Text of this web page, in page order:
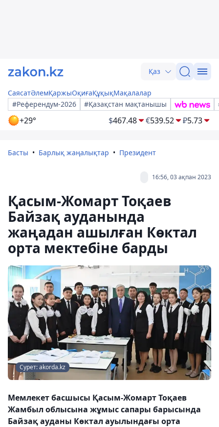
Қаз
СаясатӘлемҚаржыОқиғаҚұқықМақалалар
#Референдум-2026
#Қазақстан мақтанышы
+29° $467.48 €539.52 ₽5.73
Басты Барлық жаңалықтар Президент
16:56, 03 ақпан 2023
Қасым-Жомарт Тоқаев
Байзақ ауданында
жаңадан ашылған Көктал
орта мектебіне барды
Сурет: akorda.kz
Мемлекет басшысы Қасым-Жомарт Тоқаев
Жамбыл облысына жұмыс сапары барысында
Байзақ ауданы Көктал ауылындағы орта